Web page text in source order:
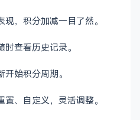
，积分加减一目了然。
查看历史记录。
始积分周期。
、自定义，灵活调整。